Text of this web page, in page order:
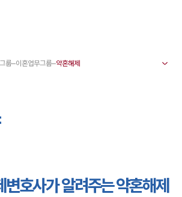
례
룹 이혼업무그룹
변호사가 알려주는 약혼해제